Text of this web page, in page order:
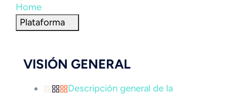
Home
Plataforma
VISIÓN GENERAL
Descripción general de la